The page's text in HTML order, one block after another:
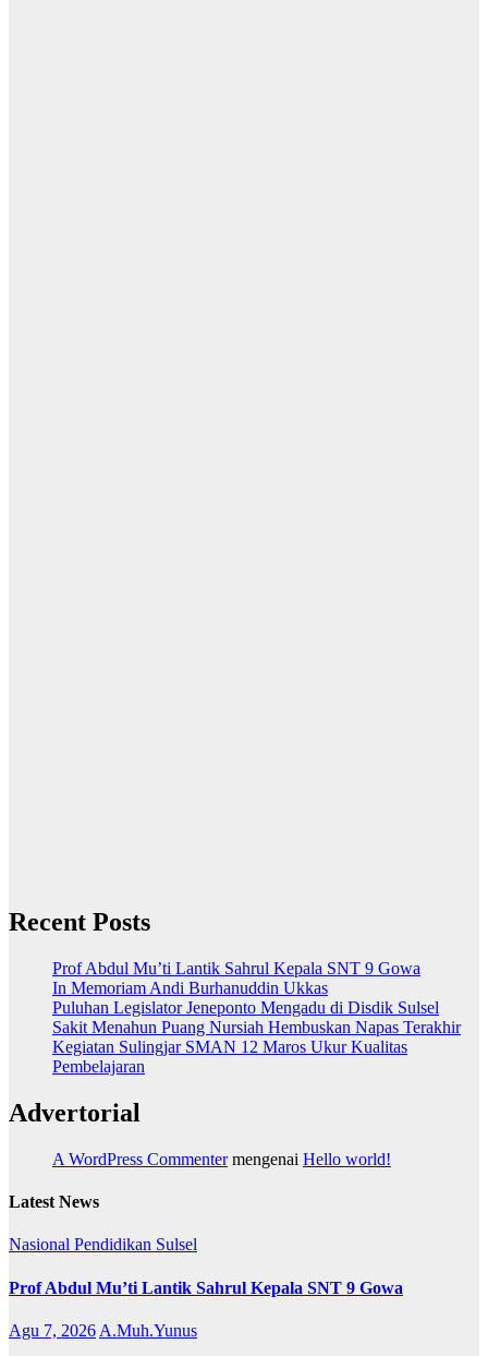
Recent Posts
Prof Abdul Mu’ti Lantik Sahrul Kepala SNT 9 Gowa
In Memoriam Andi Burhanuddin Ukkas
Puluhan Legislator Jeneponto Mengadu di Disdik Sulsel
Sakit Menahun Puang Nursiah Hembuskan Napas Terakhir
Kegiatan Sulingjar SMAN 12 Maros Ukur Kualitas
Pembelajaran
Advertorial
A WordPress Commentermengenai Hello world!
Latest News
Nasional Pendidikan Sulsel
Prof Abdul Mu’ti Lantik Sahrul Kepala SNT 9 Gowa
Agu 7, 2026 A.Muh.Yunus